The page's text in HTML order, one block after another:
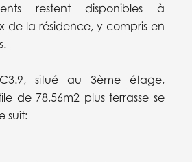
restent disponibles à
de la résidence, y compris en
situé au 3ème étage,
de 78,56m2 plus terrasse se
suit: